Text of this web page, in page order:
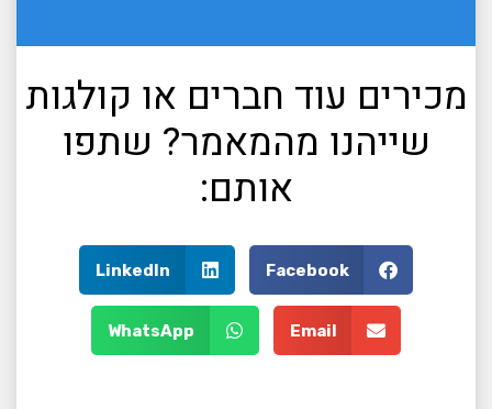
מכירים עוד חברים או קולגות
שייהנו מהמאמר? שתפו
אותם:
Facebook
LinkedIn
Email
WhatsApp